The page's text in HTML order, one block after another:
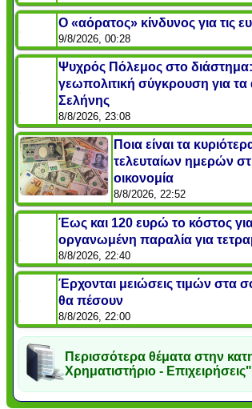
Ο «αόρατος» κίνδυνος για τις
9/8/2026, 00:28
Ψυχρός Πόλεμος στο
γεωπολιτική σύγκρουση για τα
Σελήνης
8/8/2026, 23:08
Ποια είναι τα
τελευταίων ημερών
οικονομία
8/8/2026, 22:52
Έως και 120 ευρώ το κόστος
οργανωμένη παραλία για
8/8/2026, 22:40
Έρχονται μειώσεις τιμών στα
θα πέσουν
8/8/2026, 22:00
Περισσότερα θέματα στην
Χρηματιστήριο - Επιχειρήσεις"